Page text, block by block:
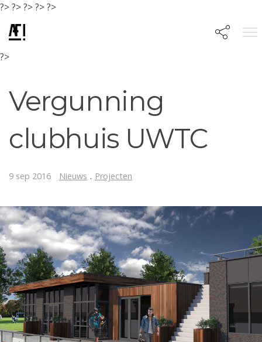
?>?>?>?>?>
?>
Vergunning
clubhuis UWTC
9 sep 2016 Nieuws . Projecten